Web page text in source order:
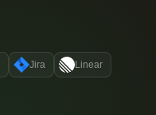
Jira Linear